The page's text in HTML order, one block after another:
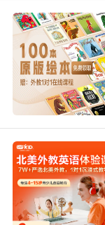
《小象的陷阱
丛书中的一本
动充满童趣，
动物更是趣味
面活泼可爱，
社出版的图书
故事情节使孩
可爱的绘图。
独立阅读和亲
媒体推荐：
被称为“设计